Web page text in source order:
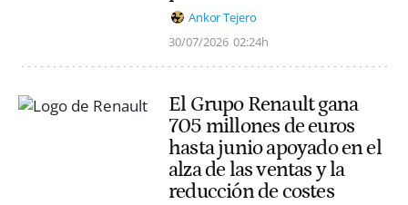
Ankor Tejero
30/07/2026 02:24h
El Grupo Renault gana
705 millones de euros
hasta junio apoyado en el
alza de las ventas y la
reducción de costes